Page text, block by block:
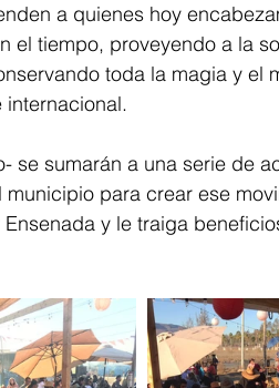
a quienes hoy
el tiempo, proveyendo a la
toda la magia y el
se sumarán a una serie de
para crear ese
y le traiga